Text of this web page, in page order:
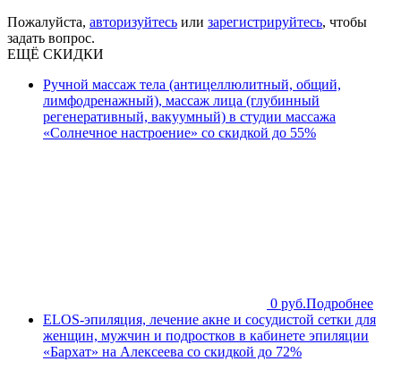
Пожалуйста, авторизуйтесь или зарегистрируйтесь, чтобы
задать вопрос.
ЕЩЁ СКИДКИ
Ручной массаж тела (антицеллюлитный, общий,
лимфодренажный), массаж лица (глубинный
регенеративный, вакуумный) в студии массажа
«Солнечное настроение» со скидкой до 55%
0 руб.Подробнее
ELOS-эпиляция, лечение акне и сосудистой сетки для
женщин, мужчин и подростков в кабинете эпиляции
«Бархат» на Алексеева со скидкой до 72%